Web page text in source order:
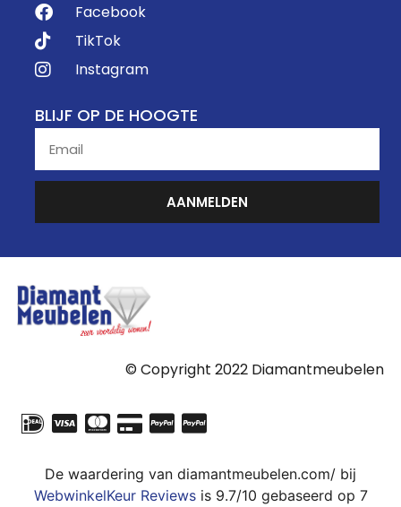
Facebook
TikTok
Instagram
BLIJF OP DE HOOGTE
AANMELDEN
© Copyright 2022 Diamantmeubelen
De waardering van diamantmeubelen.com/ bij
WebwinkelKeur Reviewsis 9.7/10 gebaseerd op 7